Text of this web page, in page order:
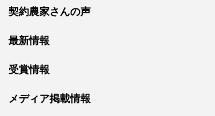
契約農家さんの声
最新情報
受賞情報
メディア掲載情報